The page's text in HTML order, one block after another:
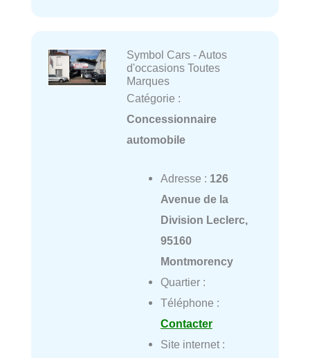
Symbol Cars - Autos
d'occasions Toutes
Marques
Catégorie :
Concessionnaire
automobile
Adresse : 126
Avenue de la
Division Leclerc,
95160
Montmorency
Quartier :
Téléphone :
Contacter
Site internet :